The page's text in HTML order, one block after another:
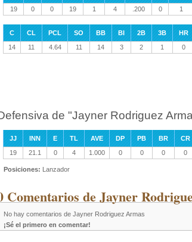
19
0 0 19 1 4 .200 0 1
C CL PCL SO BB BI 2B 3B
HR
14
11 4.64 11 14 3 2 1 0
de "Jayner Rodriguez
JJ INN E TL AVE DP PB BR
CR
19
21.1 0 4 1.000 0 0 0 0
Posiciones: Lanzador
Comentarios de Jayner
No hay comentarios de Jayner Rodriguez Armas
¡Sé el primero en comentar!